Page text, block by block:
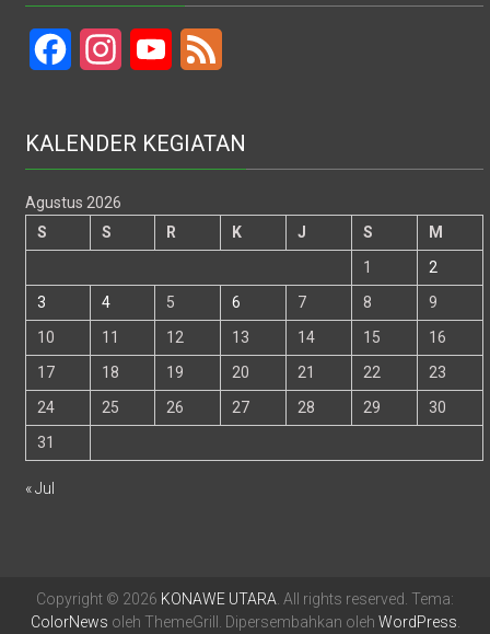
FacebookInstagramYouTube
KALENDER KEGIATAN
Agustus 2026
S
S R K J S
M
1
2
3
4 5 6 7 8
9
10
11 12 13 14 15
16
17
18 19 20 21 22
23
24
25 26 27 28 29
30
31
« Jul
Copyright © 2026 KONAWE UTARA . All rights reserved. Tema:
ColorNews oleh ThemeGrill. Dipersembahkan oleh WordPress